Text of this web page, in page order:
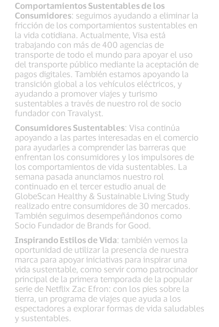
Comportamientos Sustentables de los
Consumidores: seguimos ayudando a eliminar la
fricción de los comportamientos sustentables en
la vida cotidiana. Actualmente, Visa está
trabajando con más de 400 agencias de
transporte de todo el mundo para apoyar el uso
del transporte público mediante la aceptación de
pagos digitales. También estamos apoyando la
transición global a los vehículos eléctricos, y
ayudando a promover viajes y turismo
sustentables a través de nuestro rol de socio
fundador con Travalyst.
Consumidores Sustentables: Visa continúa
apoyando a las partes interesadas en el comercio
para ayudarles a comprender las barreras que
enfrentan los consumidores y los impulsores de
los comportamientos de vida sustentables. La
semana pasada anunciamos nuestro rol
continuado en el tercer estudio anual de
GlobeScan Healthy & Sustainable Living Study
realizado entre consumidores de 30 mercados.
También seguimos desempeñándonos como
Socio Fundador de Brands for Good.
Inspirando Estilos de Vida: también vemos la
oportunidad de utilizar la presencia de nuestra
marca para apoyar iniciativas para inspirar una
vida sustentable, como servir como patrocinador
principal de la primera temporada de la popular
serie de Netflix Zac Efron: con los pies sobre la
tierra, un programa de viajes que ayuda a los
espectadores a explorar formas de vida saludables
y sustentables.